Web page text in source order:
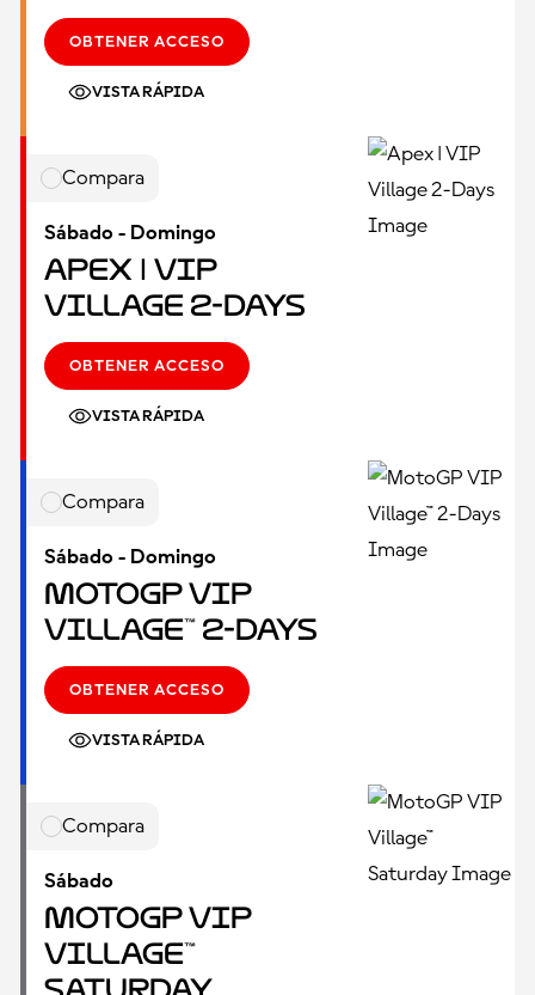
OBTENER ACCESO
VISTA RÁPIDA
Compara
Sábado - Domingo
Apex | VIP
Village 2-Days
OBTENER ACCESO
VISTA RÁPIDA
Compara
Sábado - Domingo
MotoGP VIP
Village™ 2-Days
OBTENER ACCESO
VISTA RÁPIDA
Compara
Sábado
MotoGP VIP
Village™